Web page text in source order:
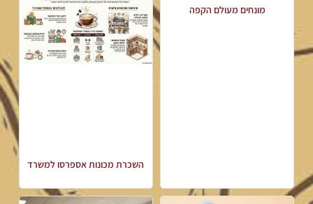
מונחים מעולם הקפה
השכרת מכונות אספרסו למשרד